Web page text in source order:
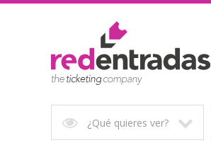
¿Qué quieres ver?